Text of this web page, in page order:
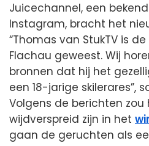
Juicechannel, een
Instagram, bracht het
“Thomas van StukTV is
Flachau geweest. Wij
bronnen dat hij het
een 18-jarige skilerares”,
Volgens de berichten zou
wijdverspreid zijn in het
gaan de geruchten als